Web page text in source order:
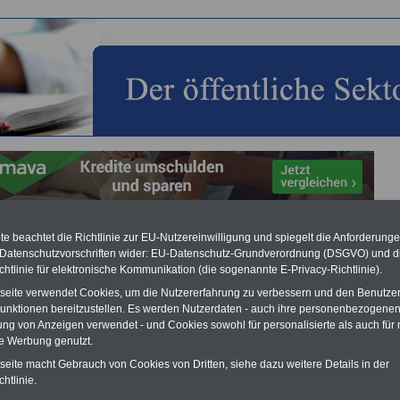
Krankenversicherung (GKV)
Vorteile für den
Dienst
und sparen:
-
beachtet die Richtlinie zur EU-Nutzereinwilligung und spiegelt die
wider: EU-Datenschutz-Grundverordnung (DSGVO) und
für elektronische Kommunikation (die sogenannte E-Privacy-Richtlinie).
verwendet Cookies, um die Nutzererfahrung zu verbessern und den
bereitzustellen. Es werden Nutzerdaten - auch ihre
von Anzeigen verwendet - und Cookies sowohl für personalisierte als auch für
Werbung genutzt.
macht Gebrauch von Cookies von Dritten, siehe dazu weitere Details in der